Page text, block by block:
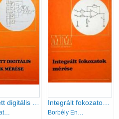
Dr. Harmath József
Integrált fokozatok mérése